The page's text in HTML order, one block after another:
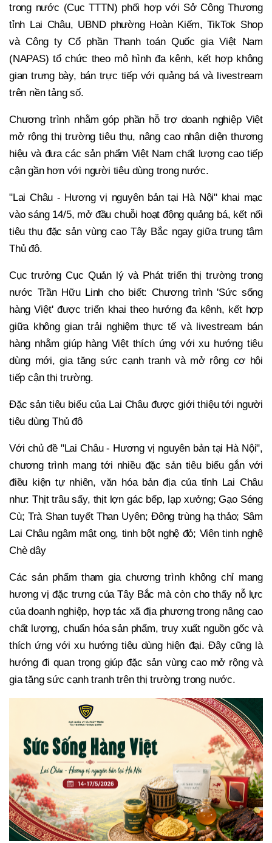
trong nước (Cục TTTN) phối hợp với Sở Công Thương
tỉnh Lai Châu, UBND phường Hoàn Kiếm, TikTok Shop
và Công ty Cổ phần Thanh toán Quốc gia Việt Nam
(NAPAS) tổ chức theo mô hình đa kênh, kết hợp không
gian trưng bày, bán trực tiếp với quảng bá và livestream
trên nền tảng số.
Chương trình nhằm góp phần hỗ trợ doanh nghiệp Việt
mở rộng thị trường tiêu thụ, nâng cao nhận diện thương
hiệu và đưa các sản phẩm Việt Nam chất lượng cao tiếp
cận gần hơn với người tiêu dùng trong nước.
"Lai Châu - Hương vị nguyên bản tại Hà Nội" khai mạc
vào sáng 14/5, mở đầu chuỗi hoạt động quảng bá, kết nối
tiêu thụ đặc sản vùng cao Tây Bắc ngay giữa trung tâm
Thủ đô.
Cục trưởng Cục Quản lý và Phát triển thị trường trong
nước Trần Hữu Linh cho biết: Chương trình 'Sức sống
hàng Việt' được triển khai theo hướng đa kênh, kết hợp
giữa không gian trải nghiệm thực tế và livestream bán
hàng nhằm giúp hàng Việt thích ứng với xu hướng tiêu
dùng mới, gia tăng sức cạnh tranh và mở rộng cơ hội
tiếp cận thị trường.
Đặc sản tiêu biểu của Lai Châu được giới thiệu tới người
tiêu dùng Thủ đô
Với chủ đề "Lai Châu - Hương vị nguyên bản tại Hà Nội",
chương trình mang tới nhiều đặc sản tiêu biểu gắn với
điều kiện tự nhiên, văn hóa bản địa của tỉnh Lai Châu
như: Thịt trâu sấy, thịt lợn gác bếp, lạp xưởng; Gạo Séng
Cù; Trà Shan tuyết Than Uyên; Đông trùng hạ thảo; Sâm
Lai Châu ngâm mật ong, tinh bột nghệ đỏ; Viên tinh nghệ
Chè dây
Các sản phẩm tham gia chương trình không chỉ mang
hương vị đặc trưng của Tây Bắc mà còn cho thấy nỗ lực
của doanh nghiệp, hợp tác xã địa phương trong nâng cao
chất lượng, chuẩn hóa sản phẩm, truy xuất nguồn gốc và
thích ứng với xu hướng tiêu dùng hiện đại. Đây cũng là
hướng đi quan trọng giúp đặc sản vùng cao mở rộng và
gia tăng sức cạnh tranh trên thị trường trong nước.